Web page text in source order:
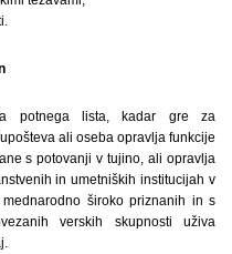
potnega lista, kadar gre za
ali oseba opravlja funkcije
s potovanji v tujino, ali opravlja
in umetniških institucijah v
široko priznanih in s
verskih skupnosti uživa